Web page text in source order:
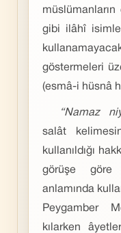
müslümanların
gibi ilâhî
göstermeleri
(esmâ-i hüsnâ
“Namaz
salât
kullanıldığı
görüşe
anlamında
Peygamber
kılarken